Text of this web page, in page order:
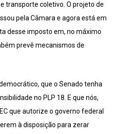
transporte coletivo. O projeto de
pela Câmara e agora está em
desse imposto em, no máximo
prevê mecanismos de
que o Senado tenha
no PLP 18. E que nós,
que autorize o governo federal
à disposição para zerar